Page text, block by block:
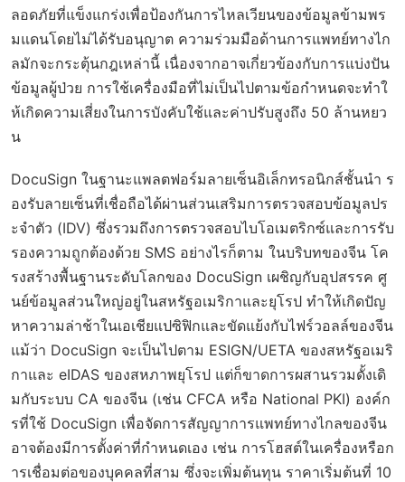
ลอดภัยที่แข็งแกร่งเพื่อป้องกันการไหลเวียนของข้อมูลข้ามพร
มแดนโดยไม่ได้รับอนุญาต ความร่วมมือด้านการแพทย์ทางไก
ลมักจะกระตุ้นกฎเหล่านี้ เนื่องจากอาจเกี่ยวข้องกับการแบ่งปัน
ข้อมูลผู้ป่วย การใช้เครื่องมือที่ไม่เป็นไปตามข้อกำหนดจะทำใ
ห้เกิดความเสี่ยงในการบังคับใช้และค่าปรับสูงถึง 50 ล้านหยว
น
DocuSign ในฐานะแพลตฟอร์มลายเซ็นอิเล็กทรอนิกส์ชั้นนำ ร
องรับลายเซ็นที่เชื่อถือได้ผ่านส่วนเสริมการตรวจสอบข้อมูลปร
ะจำตัว (IDV) ซึ่งรวมถึงการตรวจสอบไบโอเมตริกซ์และการรับ
รองความถูกต้องด้วย SMS อย่างไรก็ตาม ในบริบทของจีน โค
รงสร้างพื้นฐานระดับโลกของ DocuSign เผชิญกับอุปสรรค ศู
นย์ข้อมูลส่วนใหญ่อยู่ในสหรัฐอเมริกาและยุโรป ทำให้เกิดปัญ
หาความล่าช้าในเอเชียแปซิฟิกและขัดแย้งกับไฟร์วอลล์ของจีน
แม้ว่า DocuSign จะเป็นไปตาม ESIGN/UETA ของสหรัฐอเมริ
กาและ eIDAS ของสหภาพยุโรป แต่ก็ขาดการผสานรวมดั้งเดิ
มกับระบบ CA ของจีน (เช่น CFCA หรือ National PKI) องค์ก
รที่ใช้ DocuSign เพื่อจัดการสัญญาการแพทย์ทางไกลของจีน
อาจต้องมีการตั้งค่าที่กำหนดเอง เช่น การโฮสต์ในเครื่องหรือก
ารเชื่อมต่อของบุคคลที่สาม ซึ่งจะเพิ่มต้นทุน ราคาเริ่มต้นที่ 10